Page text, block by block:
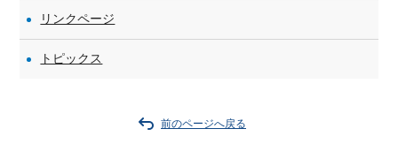
リンクページ
トピックス
前のページへ戻る